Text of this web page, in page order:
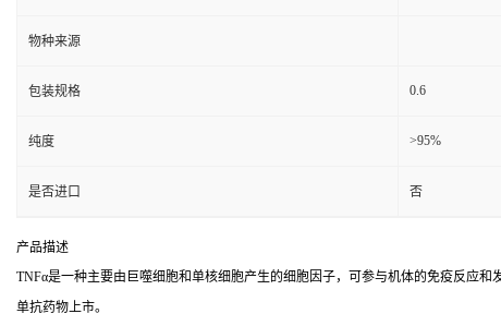
物种来源
包装规格 0.6
纯度 >95%
是否进口 否
产品描述
TNFα是一种主要由巨噬细胞和单核细胞产生的细胞因子，可参与机体的免疫反应
单抗药物上市。